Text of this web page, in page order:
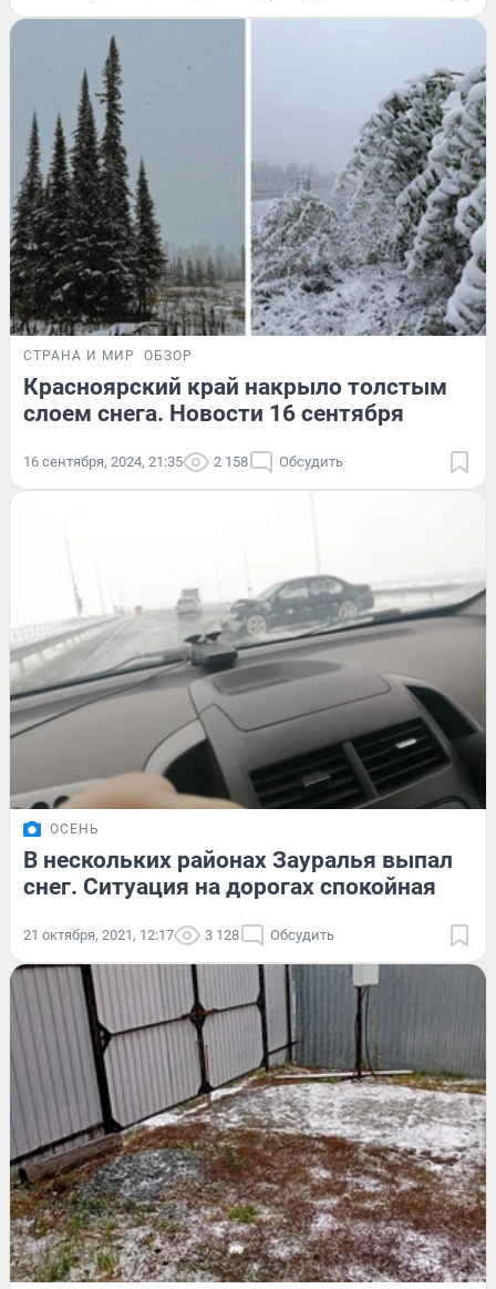
СТРАНА И МИР ОБЗОР
Красноярский край накрыло толстым
слоем снега. Новости 16 сентября
16 сентября, 2024, 21:35 2 158 Обсудить
ОСЕНЬ
В нескольких районах Зауралья выпал
снег. Ситуация на дорогах спокойная
21 октября, 2021, 12:17 3 128 Обсудить